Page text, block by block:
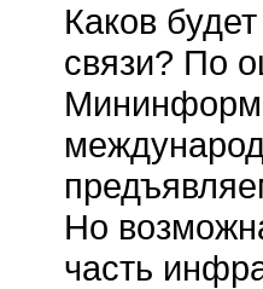
Каков
связи? По
Но
часть